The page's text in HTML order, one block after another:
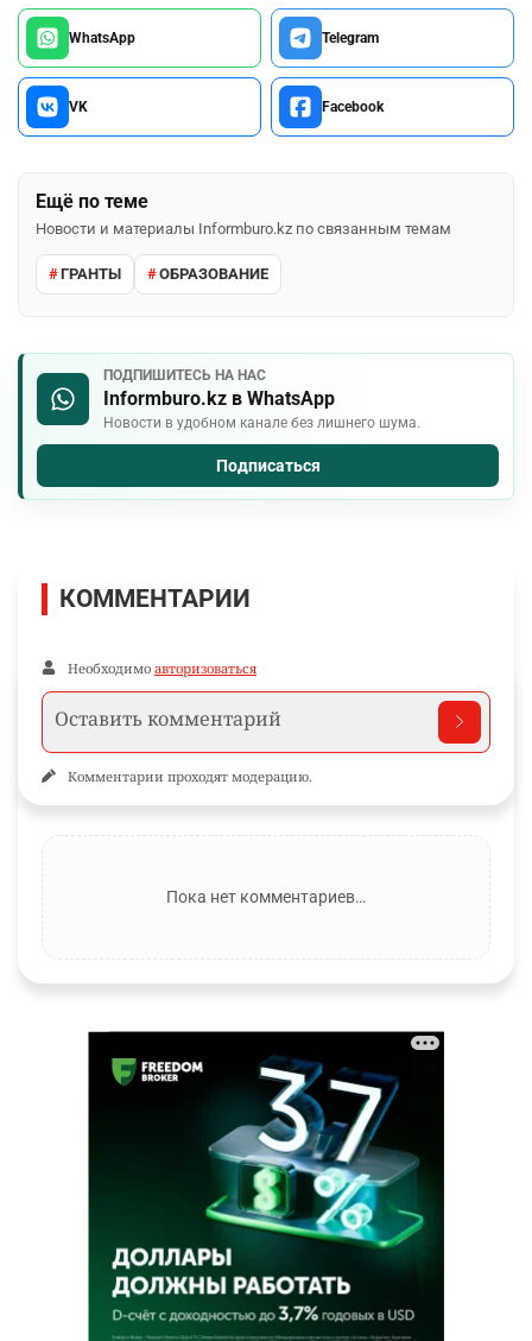
WhatsApp Telegram
VK Facebook
Ещё по теме
Новости и материалы Informburo.kz по связанным темам
ГРАНТЫ ОБРАЗОВАНИЕ
ПОДПИШИТЕСЬ НА НАС
Informburo.kz в WhatsApp
Новости в удобном канале без лишнего шума.
Подписаться
КОММЕНТАРИИ
Необходимо авторизоваться
Комментарии проходят модерацию.
Пока нет комментариев…